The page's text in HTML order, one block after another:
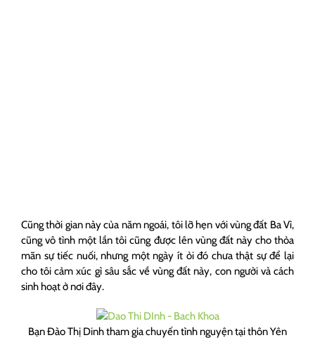
Cũng thời gian này của năm ngoái, tôi lỡ hẹn với vùng đất Ba Vì,
cũng vô tình một lần tôi cũng được lên vùng đất này cho thỏa
mãn sự tiếc nuối, nhưng một ngày ít ỏi đó chưa thật sự để lại
cho tôi cảm xúc gì sâu sắc về vùng đất này, con người và cách
sinh hoạt ở nơi đây.
Bạn Đào Thị Dinh tham gia chuyến tình nguyện tại thôn Yên